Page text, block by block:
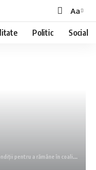
Aa
Politic Social
în coaliție alături de PSD: Nu facem compromisuri care afectează interesele ţării